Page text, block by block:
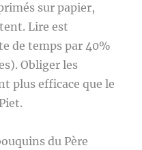
sur papier,
Lire est
de temps par 40%
Obliger les
plus efficace que le
du Père